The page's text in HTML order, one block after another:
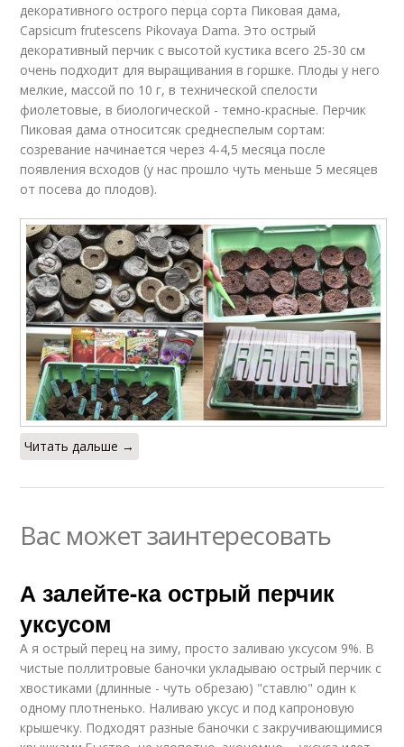
Сорта для комнатного
выращивания
Перцы для
выращивания
Комнатный горький
Перец на
декоративного острого перца сорта Пиковая дама,
Capsicum frutescens Pikovaya Dama. Это острый
декоративный перчик с высотой кустика всего 25-30 см
очень подходит для выращивания в горшке. Плоды у него
мелкие, массой по 10 г, в технической спелости
фиолетовые, в биологической - темно-красные. Перчик
Пиковая дама относитсяк среднеспелым сортам:
созревание начинается через 4-4,5 месяца после
появления всходов (у нас прошло чуть меньше 5 месяцев
от посева до плодов).
Читать дальше →
Вас может заинтересовать
А залейте-ка острый перчик
уксусом
А я острый перец на зиму, просто заливаю уксусом 9%. В
чистые поллитровые баночки укладываю острый перчик с
хвостиками (длинные - чуть обрезаю) "ставлю" один к
одному плотненько. Наливаю уксус и под капроновую
крышечку. Подходят разные баночки с закручивающимися